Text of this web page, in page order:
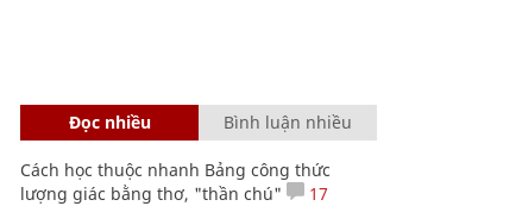
Đọc nhiều Bình luận nhiều
Cách học thuộc nhanh Bảng công thức
lượng giác bằng thơ, "thần chú"
17